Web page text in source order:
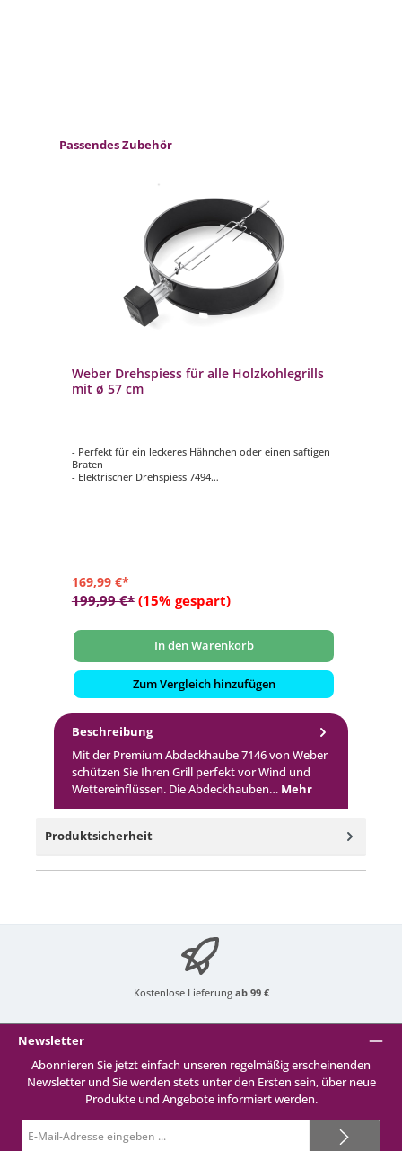
Produktgalerie überspringen
Passendes Zubehör
Weber Drehspiess für alle Holzkohlegrills
mit ø 57 cm
- Perfekt für ein leckeres Hähnchen oder einen saftigen
Braten
- Elektrischer Drehspiess 7494
169,99 €*
199,99 €* (15% gespart)
In den Warenkorb
Zum Vergleich hinzufügen
Beschreibung
Mit der Premium Abdeckhaube 7146 von Weber
schützen Sie Ihren Grill perfekt vor Wind und
Wettereinflüssen. Die Abdeckhauben… Mehr
Produktsicherheit
Kostenlose Lieferung ab 99 €
Newsletter
Abonnieren Sie jetzt einfach unseren regelmäßig erscheinenden
Newsletter und Sie werden stets unter den Ersten sein, über neue
Produkte und Angebote informiert werden.
Mail-